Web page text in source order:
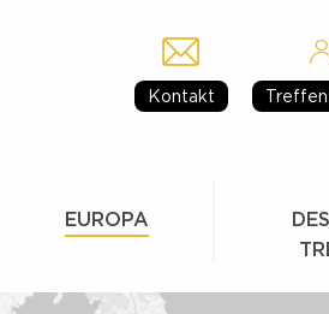
Kontakt Treffen
EUROPA